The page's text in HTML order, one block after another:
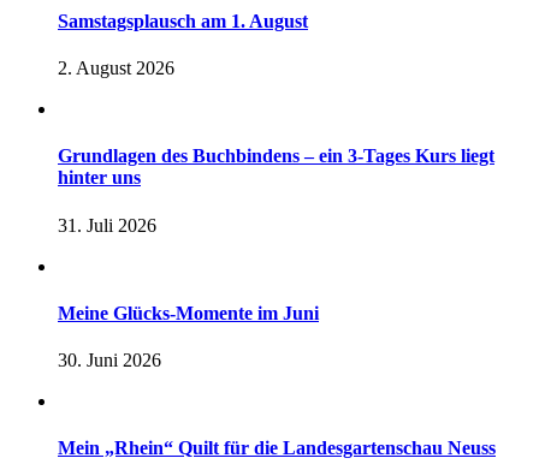
Samstagsplausch am 1. August
2. August 2026
Grundlagen des Buchbindens – ein 3-Tages Kurs liegt
hinter uns
31. Juli 2026
Meine Glücks-Momente im Juni
30. Juni 2026
Mein „Rhein“ Quilt für die Landesgartenschau Neuss